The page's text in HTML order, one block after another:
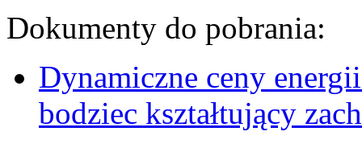
Dokumenty do pobrania:
Dynamiczne ceny
bodziec kształtujący